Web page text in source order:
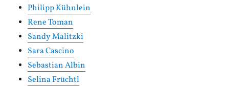
Philipp Kühnlein
Rene Toman
Sandy Malitzki
Sara Cascino
Sebastian Albin
Selina Früchtl